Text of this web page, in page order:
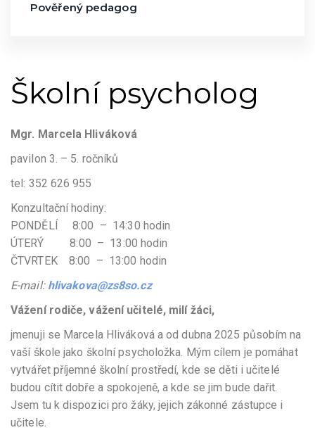
Školní psycholog
Mgr. Marcela Hliváková
pavilon 3. – 5. ročníků
tel: 352 626 955
Konzultační hodiny:
PONDĚLÍ 8:00 – 14:30 hodin
ÚTERÝ 8:00 – 13:00 hodin
ČTVRTEK 8:00 – 13:00 hodin
E-mail: hlivakova@zs8so.cz
Vážení rodiče, vážení učitelé, milí žáci,
jmenuji se Marcela Hliváková a od dubna 2025 působím na
vaší škole jako školní psycholožka. Mým cílem je pomáhat
vytvářet příjemné školní prostředí, kde se děti i učitelé
budou cítit dobře a spokojeně, a kde se jim bude dařit.
Jsem tu k dispozici pro žáky, jejich zákonné zástupce i
učitele.
Pověřený pedagog